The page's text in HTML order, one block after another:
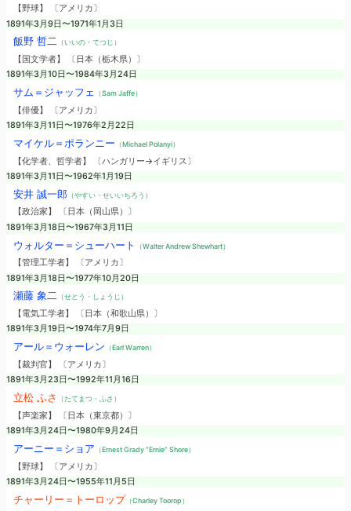
【野球】 〔アメリカ〕
1891年3月9日〜1971年1月3日
飯野 哲二（いいの・てつじ）
【国文学者】 〔日本（栃木県）〕
1891年3月10日〜1984年3月24日
サム＝ジャッフェ （Sam Jaffe）
【俳優】 〔アメリカ〕
1891年3月11日〜1976年2月22日
マイケル＝ポランニー （Michael Polanyi）
【化学者、哲学者】 〔ハンガリー→イギリス〕
1891年3月11日〜1962年1月19日
安井 誠一郎（やすい・せいいちろう）
【政治家】 〔日本（岡山県）〕
1891年3月18日〜1967年3月11日
ウォルター＝シューハート （Walter Andrew Shewhart）
【管理工学者】 〔アメリカ〕
1891年3月18日〜1977年10月20日
瀬藤 象二（せとう・しょうじ）
【電気工学者】 〔日本（和歌山県）〕
1891年3月19日〜1974年7月9日
アール＝ウォーレン （Earl Warren）
【裁判官】 〔アメリカ〕
1891年3月23日〜1992年11月16日
立松 ふさ （たてまつ・ふさ）
【声楽家】 〔日本（東京都）〕
1891年3月24日〜1980年9月24日
アーニー＝ショア （Ernest Grady “Ernie” Shore）
【野球】 〔アメリカ〕
1891年3月24日〜1955年11月5日
チャーリー＝トーロップ （Charley Toorop）